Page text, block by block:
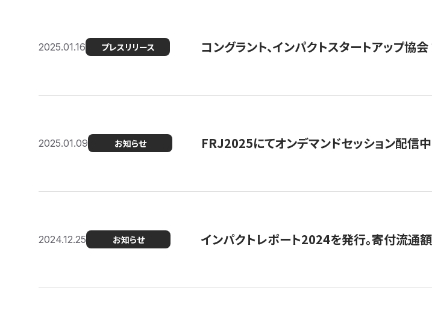
2025.01.16 プレスリリース コングラント、インパクトスタートアップ
2025.01.09 お知らせ FRJ2025にてオンデマンドセッション配信
2024.12.25 お知らせ インパクトレポート2024を発行。寄付流通